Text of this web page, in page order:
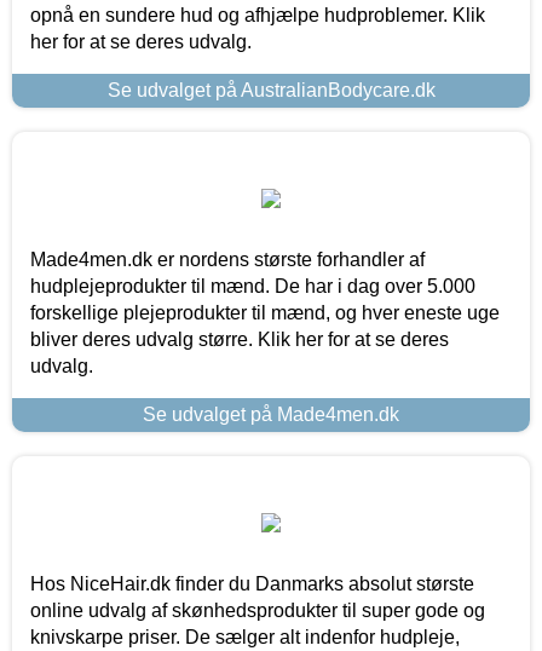
opnå en sundere hud og afhjælpe hudproblemer. Klik
her for at se deres udvalg.
Se udvalget på AustralianBodycare.dk
Made4men.dk er nordens største forhandler af
hudplejeprodukter til mænd. De har i dag over 5.000
forskellige plejeprodukter til mænd, og hver eneste uge
bliver deres udvalg større. Klik her for at se deres
udvalg.
Se udvalget på Made4men.dk
Hos NiceHair.dk finder du Danmarks absolut største
online udvalg af skønhedsprodukter til super gode og
knivskarpe priser. De sælger alt indenfor hudpleje,